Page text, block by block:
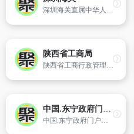
深圳海关直属中华人民共和国海关总署领导,并受广东分署的监督指导,总部位于深圳市,其业务管辖区域包括深圳市及惠州市。
陕西省工商局
陕西省工商行政管理局是主管陕西省市场监督管理和行政执法工作的市政府直属机构,主要职能是：依法确认各类经营者的主体资格,监督管理或参与监督管理各类市场,依法规范市场交易行为,保护公平竞争,查处经济违法行为,取缔非法经营,保护正常的市场经济秩序。
中国.东宁政府门户网
中国.东宁政府门户网是黑龙江省牡丹江市东宁县委县政府主办的政府门户官方网站,网站集东宁新闻、东宁资讯、东宁旅游、东宁概况、东宁美图、东宁县政府政务公开信息、东宁县政府办事指南等信息,让您充分了解东宁、知晓东宁。